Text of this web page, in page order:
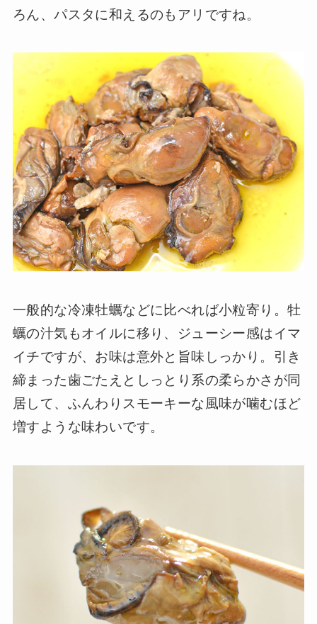
ろん、パスタに和えるのもアリですね。
一般的な冷凍牡蠣などに比べれば小粒寄り。牡
蠣の汁気もオイルに移り、ジューシー感はイマ
イチですが、お味は意外と旨味しっかり。引き
締まった歯ごたえとしっとり系の柔らかさが同
居して、ふんわりスモーキーな風味が噛むほど
増すような味わいです。